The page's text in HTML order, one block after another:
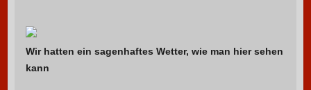
Wir hatten ein sagenhaftes Wetter, wie man hier sehen
kann